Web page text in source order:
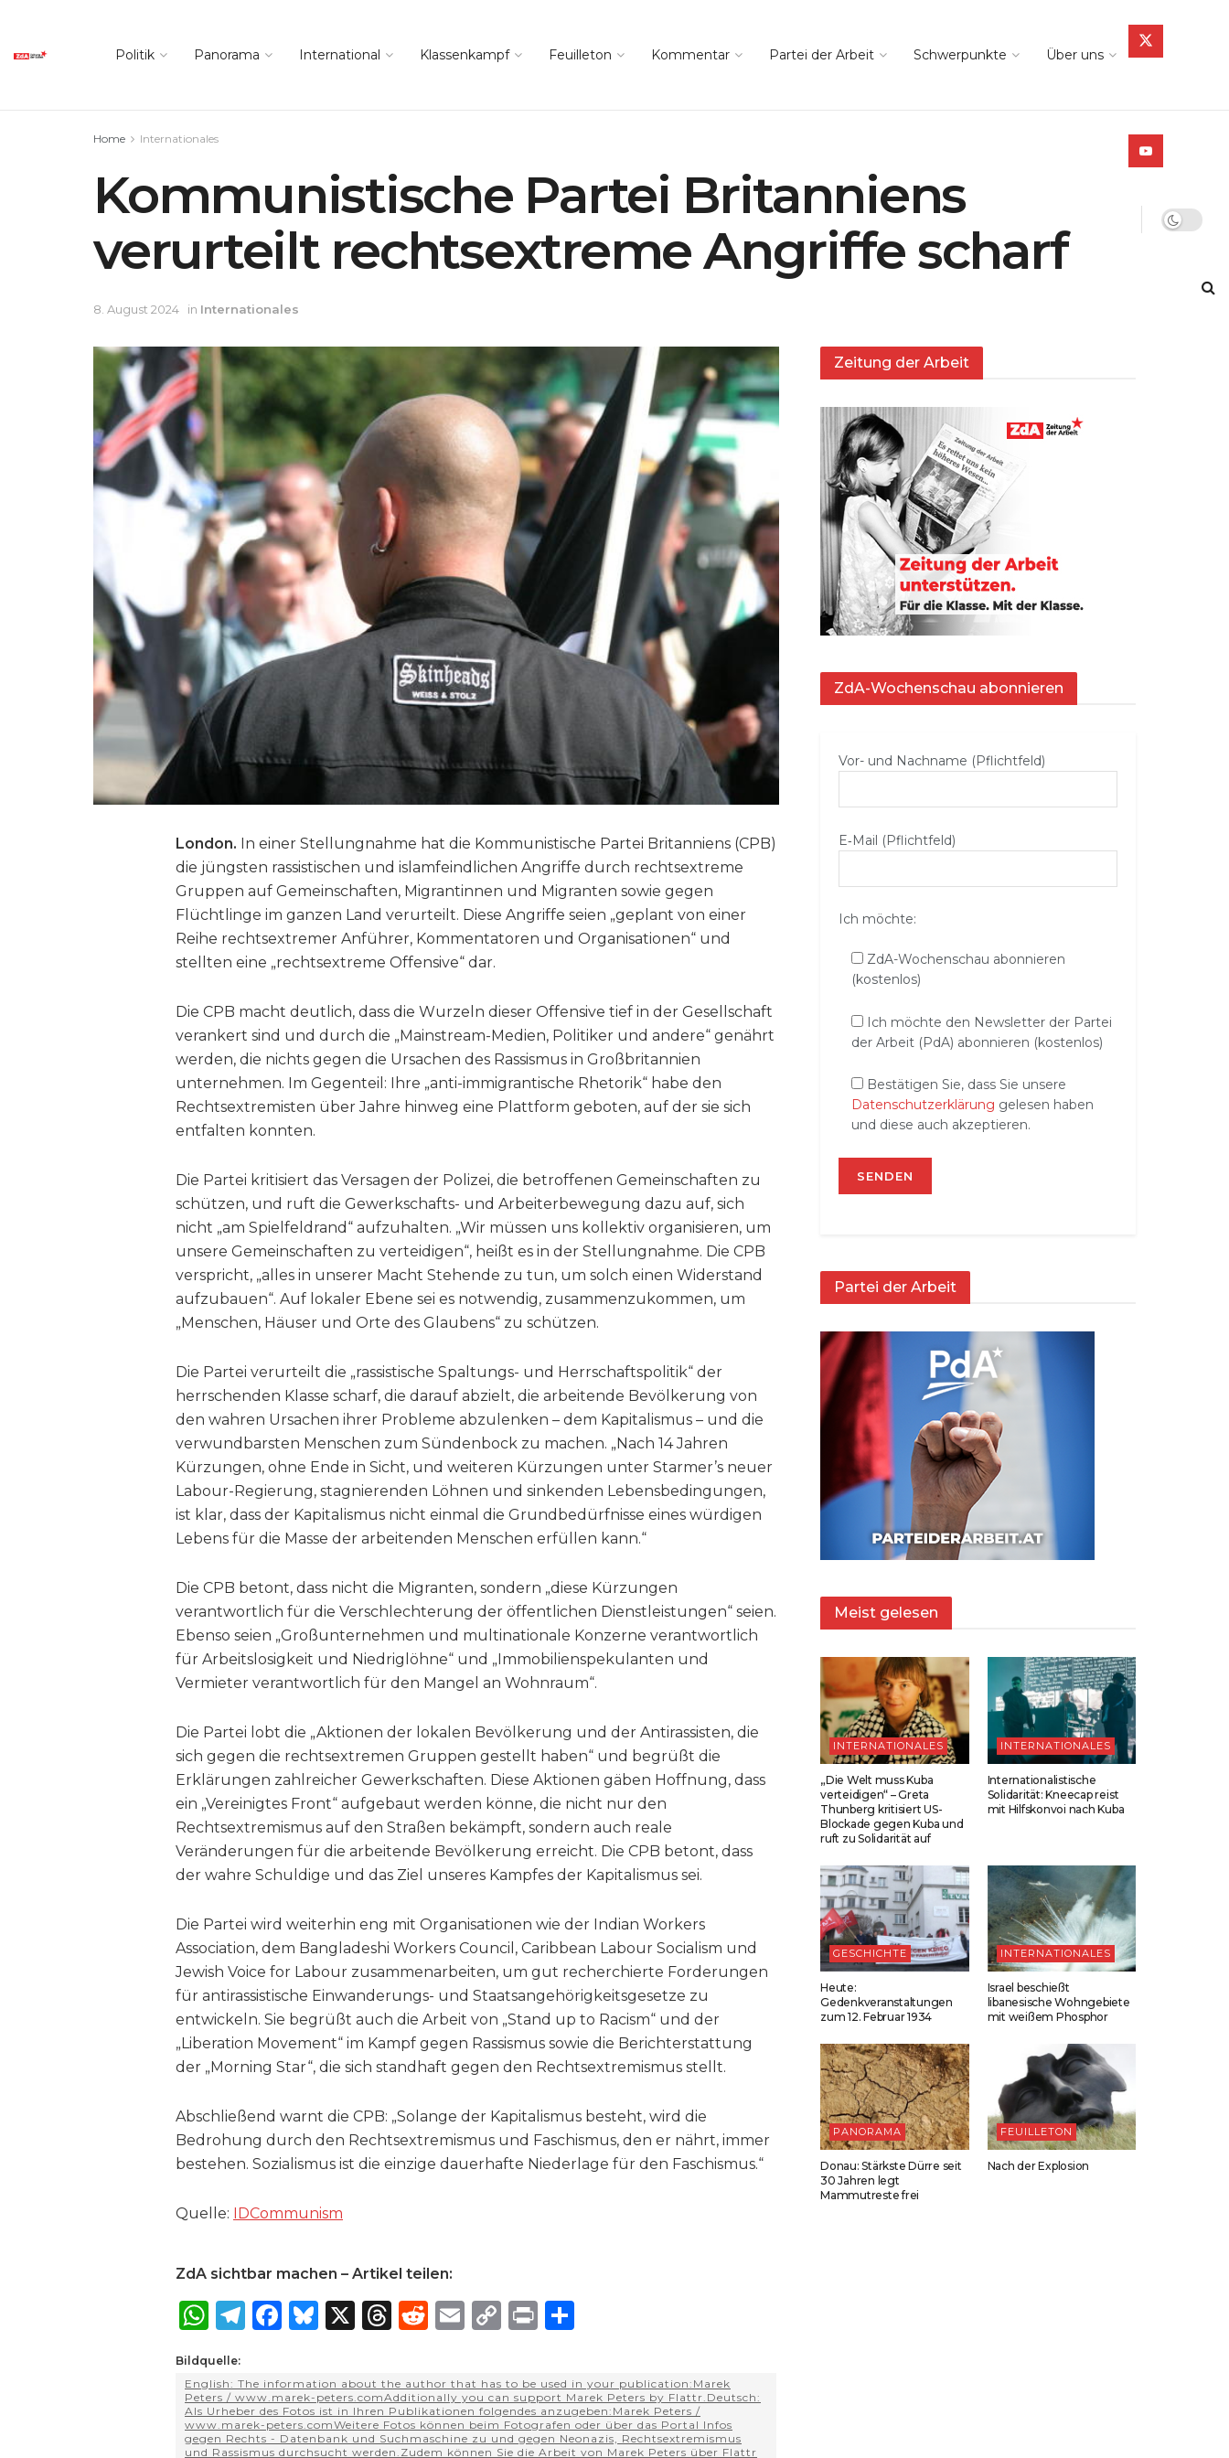
Politik Panorama International Klassenkampf Feuilleton Kommentar Partei der Arbeit Schwerpunkte Über uns
Home Internationales
Kommunistische Partei Britanniens
verurteilt rechtsextreme Angriffe scharf
8. August 2024 in Internationales
London. In einer Stellungnahme hat die Kommunistische Partei Britanniens (CPB)
die jüngsten rassistischen und islamfeindlichen Angriffe durch rechtsextreme
Gruppen auf Gemeinschaften, Migrantinnen und Migranten sowie gegen
Flüchtlinge im ganzen Land verurteilt. Diese Angriffe seien „geplant von einer
Reihe rechtsextremer Anführer, Kommentatoren und Organisationen“ und
stellten eine „rechtsextreme Offensive“ dar.
Die CPB macht deutlich, dass die Wurzeln dieser Offensive tief in der Gesellschaft
verankert sind und durch die „Mainstream-Medien, Politiker und andere“ genährt
werden, die nichts gegen die Ursachen des Rassismus in Großbritannien
unternehmen. Im Gegenteil: Ihre „anti-immigrantische Rhetorik“ habe den
Rechtsextremisten über Jahre hinweg eine Plattform geboten, auf der sie sich
entfalten konnten.
Die Partei kritisiert das Versagen der Polizei, die betroffenen Gemeinschaften zu
schützen, und ruft die Gewerkschafts- und Arbeiterbewegung dazu auf, sich
nicht „am Spielfeldrand“ aufzuhalten. „Wir müssen uns kollektiv organisieren, um
unsere Gemeinschaften zu verteidigen“, heißt es in der Stellungnahme. Die CPB
verspricht, „alles in unserer Macht Stehende zu tun, um solch einen Widerstand
aufzubauen“. Auf lokaler Ebene sei es notwendig, zusammenzukommen, um
„Menschen, Häuser und Orte des Glaubens“ zu schützen.
Die Partei verurteilt die „rassistische Spaltungs- und Herrschaftspolitik“ der
herrschenden Klasse scharf, die darauf abzielt, die arbeitende Bevölkerung von
den wahren Ursachen ihrer Probleme abzulenken – dem Kapitalismus – und die
verwundbarsten Menschen zum Sündenbock zu machen. „Nach 14 Jahren
Kürzungen, ohne Ende in Sicht, und weiteren Kürzungen unter Starmer’s neuer
Labour-Regierung, stagnierenden Löhnen und sinkenden Lebensbedingungen,
ist klar, dass der Kapitalismus nicht einmal die Grundbedürfnisse eines würdigen
Lebens für die Masse der arbeitenden Menschen erfüllen kann.“
Die CPB betont, dass nicht die Migranten, sondern „diese Kürzungen
verantwortlich für die Verschlechterung der öffentlichen Dienstleistungen“ seien.
Ebenso seien „Großunternehmen und multinationale Konzerne verantwortlich
für Arbeitslosigkeit und Niedriglöhne“ und „Immobilienspekulanten und
Vermieter verantwortlich für den Mangel an Wohnraum“.
Die Partei lobt die „Aktionen der lokalen Bevölkerung und der Antirassisten, die
sich gegen die rechtsextremen Gruppen gestellt haben“ und begrüßt die
Erklärungen zahlreicher Gewerkschaften. Diese Aktionen gäben Hoffnung, dass
ein „Vereinigtes Front“ aufgebaut werden könne, die nicht nur den
Rechtsextremismus auf den Straßen bekämpft, sondern auch reale
Veränderungen für die arbeitende Bevölkerung erreicht. Die CPB betont, dass
der wahre Schuldige und das Ziel unseres Kampfes der Kapitalismus sei.
Die Partei wird weiterhin eng mit Organisationen wie der Indian Workers
Association, dem Bangladeshi Workers Council, Caribbean Labour Socialism und
Jewish Voice for Labour zusammenarbeiten, um gut recherchierte Forderungen
für antirassistische Einwanderungs- und Staatsangehörigkeitsgesetze zu
entwickeln. Sie begrüßt auch die Arbeit von „Stand up to Racism“ und der
„Liberation Movement“ im Kampf gegen Rassismus sowie die Berichterstattung
der „Morning Star“, die sich standhaft gegen den Rechtsextremismus stellt.
Abschließend warnt die CPB: „Solange der Kapitalismus besteht, wird die
Bedrohung durch den Rechtsextremismus und Faschismus, den er nährt, immer
bestehen. Sozialismus ist die einzige dauerhafte Niederlage für den Faschismus.“
Quelle: IDCommunism
ZdA sichtbar machen – Artikel teilen:
W
a
ts
A
T
e
g
ra
F
c
e
b
B
e
s
k
X
T
re
a
d
R
d
di
t
E
ai
l
C
p
y
Li
P
n
t
ar
e
Bildquelle:
English: The information about the author that has to be used in your publication:Marek
Peters / www.marek-peters.comAdditionally you can support Marek Peters by Flattr.Deutsch:
Als Urheber des Fotos ist in Ihren Publikationen folgendes anzugeben:Marek Peters /
www.marek-peters.comWeitere Fotos können beim Fotografen oder über das Portal Infos
gegen Rechts - Datenbank und Suchmaschine zu und gegen Neonazis, Rechtsextremismus
und Rassismus durchsucht werden.Zudem können Sie die Arbeit von Marek Peters über Flattr
Zeitung der Arbeit
ZdA-Wochenschau abonnieren
Vor- und Nachname (Pflichtfeld)
E‑Mail (Pflichtfeld)
Ich möchte:
ZdA-Wochenschau abonnieren
(kostenlos)
Ich möchte den Newsletter der Partei
der Arbeit (PdA) abonnieren (kostenlos)
Bestätigen Sie, dass Sie unsere
Datenschutzerklärung gelesen haben
und diese auch akzeptieren.
Partei der Arbeit
Meist gelesen
INTERNATIONALES
„Die Welt muss Kuba
verteidigen“ – Greta
Thunberg kritisiert US-
Blockade gegen Kuba und
ruft zu Solidarität auf
INTERNATIONALES
Internationalistische
Solidarität: Kneecap reist
mit Hilfskonvoi nach Kuba
GESCHICHTE
Heute:
Gedenkveranstaltungen
zum 12. Februar 1934
INTERNATIONALES
Israel beschießt
libanesische Wohngebiete
mit weißem Phosphor
PANORAMA
Donau: Stärkste Dürre seit
30 Jahren legt
Mammutreste frei
FEUILLETON
Nach der Explosion